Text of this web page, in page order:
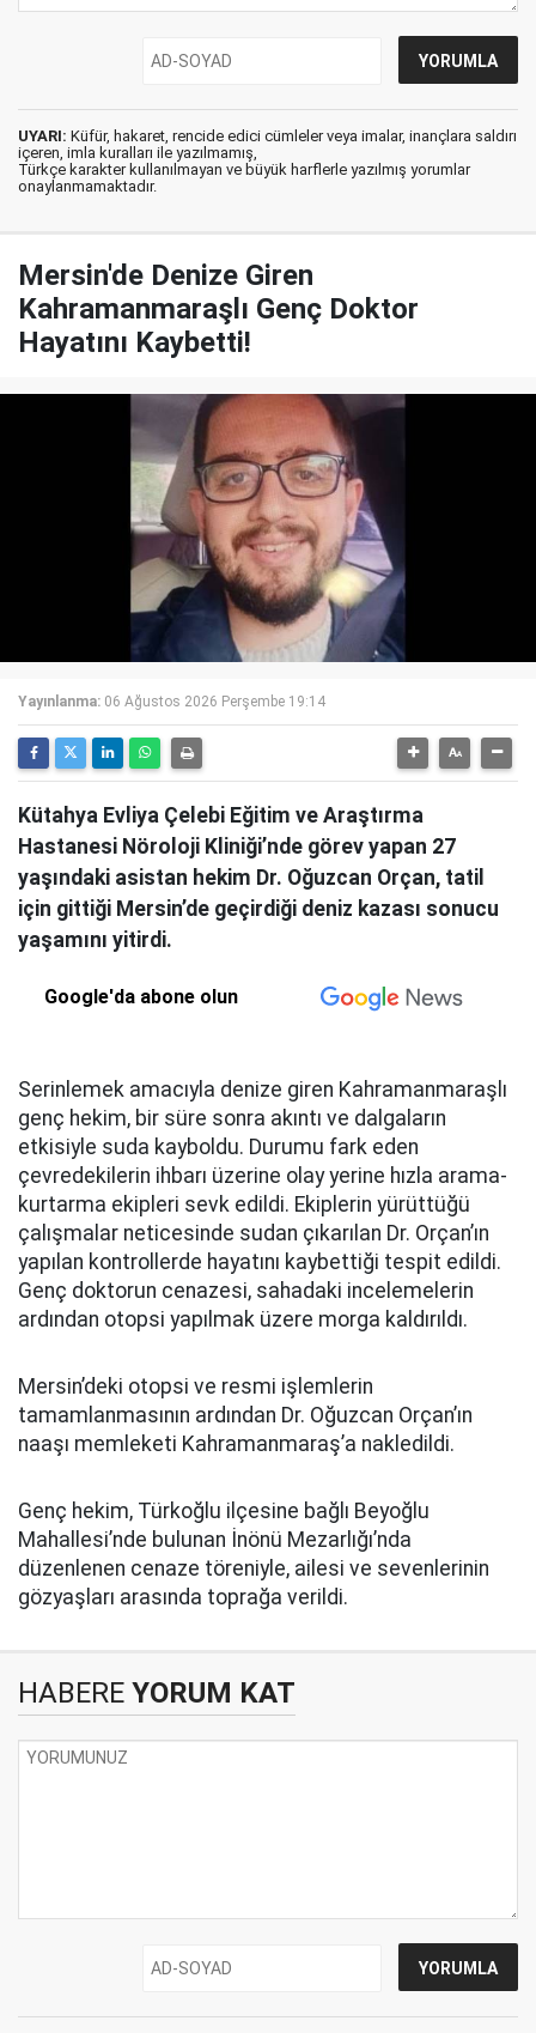
UYARI: Küfür, hakaret, rencide edici cümleler veya imalar, inançlara saldırı
içeren, imla kuralları ile yazılmamış,
Türkçe karakter kullanılmayan ve büyük harflerle yazılmış yorumlar
onaylanmamaktadır.
Mersin'de Denize Giren
Kahramanmaraşlı Genç Doktor
Hayatını Kaybetti!
Yayınlanma: 06 Ağustos 2026 Perşembe 19:14
Kütahya Evliya Çelebi Eğitim ve Araştırma
Hastanesi Nöroloji Kliniği’nde görev yapan 27
yaşındaki asistan hekim Dr. Oğuzcan Orçan, tatil
için gittiği Mersin’de geçirdiği deniz kazası sonucu
yaşamını yitirdi.
Google'da abone olun
Serinlemek amacıyla denize giren Kahramanmaraşlı
genç hekim, bir süre sonra akıntı ve dalgaların
etkisiyle suda kayboldu. Durumu fark eden
çevredekilerin ihbarı üzerine olay yerine hızla arama-
kurtarma ekipleri sevk edildi. Ekiplerin yürüttüğü
çalışmalar neticesinde sudan çıkarılan Dr. Orçan’ın
yapılan kontrollerde hayatını kaybettiği tespit edildi.
Genç doktorun cenazesi, sahadaki incelemelerin
ardından otopsi yapılmak üzere morga kaldırıldı.
Mersin’deki otopsi ve resmi işlemlerin
tamamlanmasının ardından Dr. Oğuzcan Orçan’ın
naaşı memleketi Kahramanmaraş’a nakledildi.
Genç hekim, Türkoğlu ilçesine bağlı Beyoğlu
Mahallesi’nde bulunan İnönü Mezarlığı’nda
düzenlenen cenaze töreniyle, ailesi ve sevenlerinin
gözyaşları arasında toprağa verildi.
HABERE YORUM KAT